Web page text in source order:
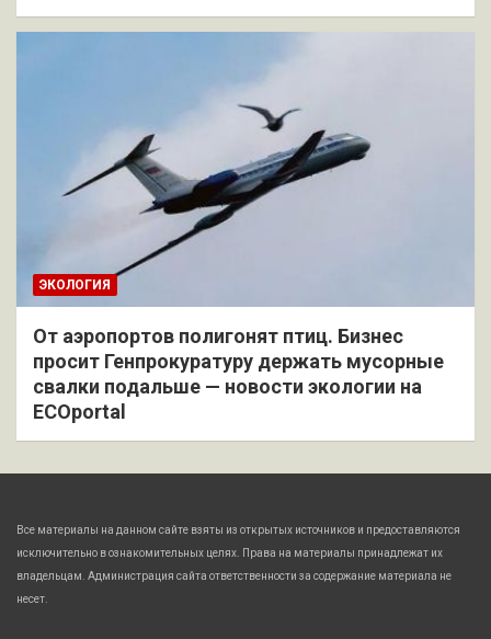
ЭКОЛОГИЯ
От аэропортов полигонят птиц. Бизнес
просит Генпрокуратуру держать мусорные
свалки подальше — новости экологии на
ECOportal
Все материалы на данном сайте взяты из открытых источников и предоставляются
исключительно в ознакомительных целях. Права на материалы принадлежат их
владельцам. Администрация сайта ответственности за содержание материала не
несет.